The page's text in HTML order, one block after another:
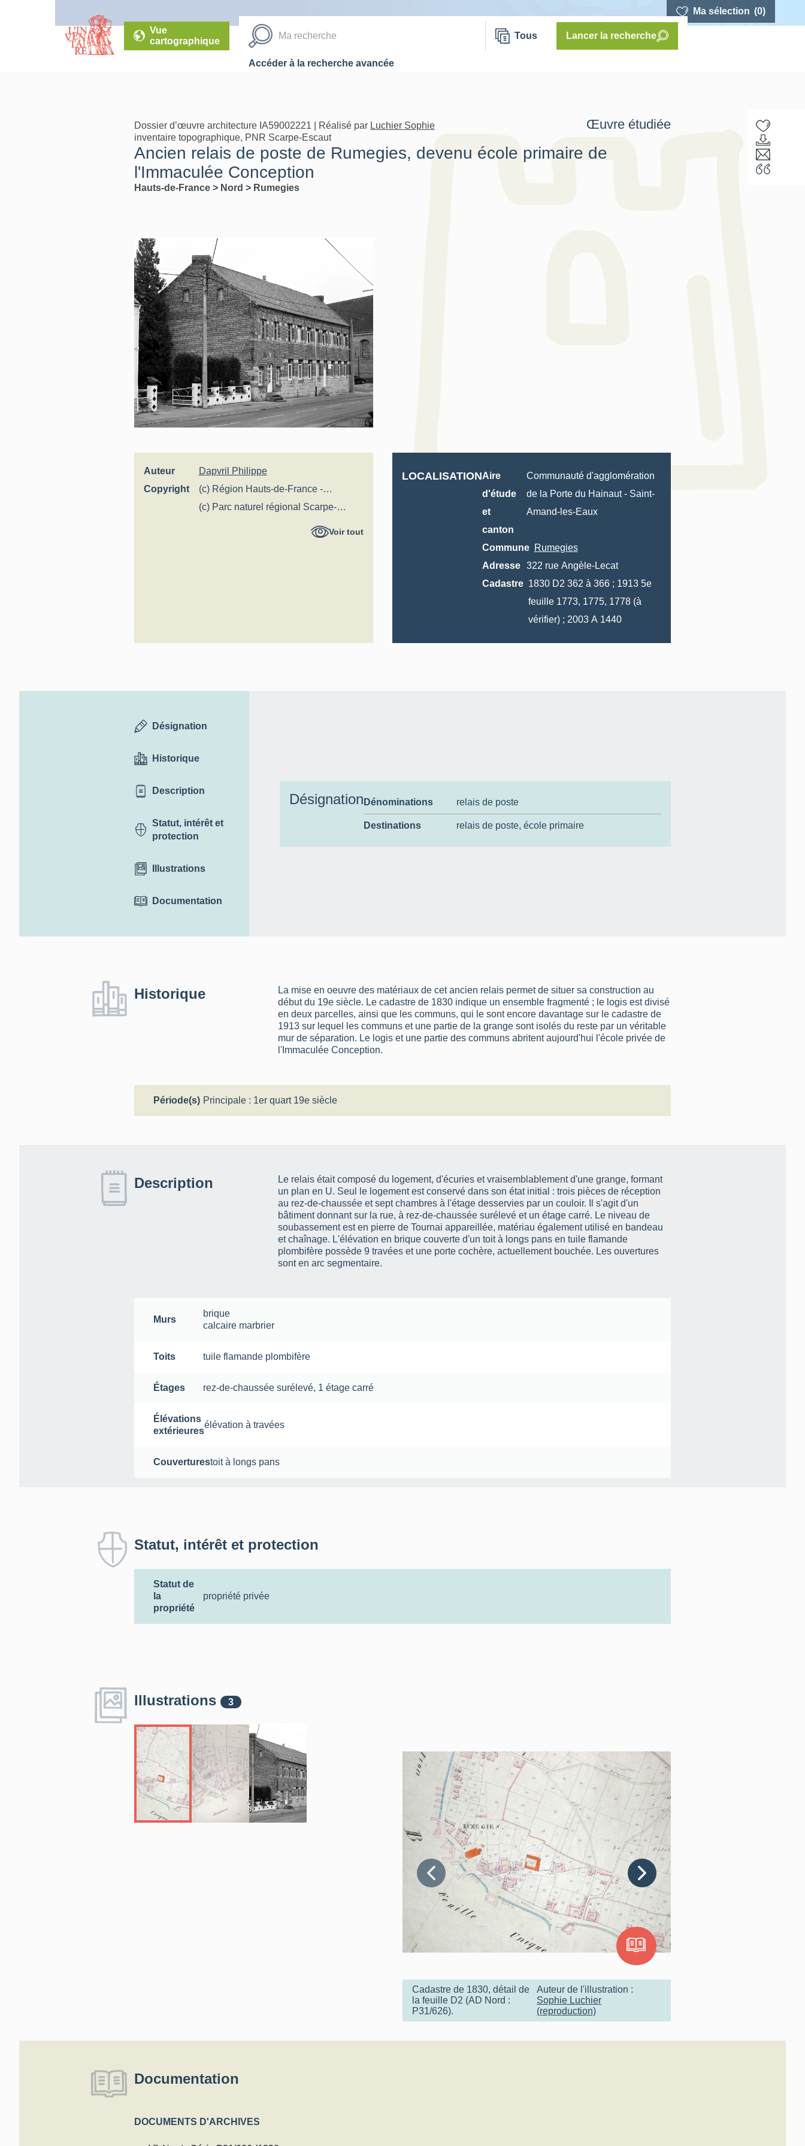
Ma sélection (0)
Vue
cartographique
Tous Lancer la recherche
Accéder à la recherche avancée
Dossier d’œuvre architecture IA59002221 | Réalisé par Luchier Sophie
inventaire topographique, PNR Scarpe-Escaut
Ancien relais de poste de Rumegies, devenu école primaire de
l'Immaculée Conception
Hauts-de-France > Nord > Rumegies
Œuvre étudiée
Auteur
Dapvril Philippe
Copyright
(c) Région Hauts-de-France -
Inventaire général
(c) Parc naturel régional Scarpe-
Voir tout
LOCALISATIONAire
d'étude
et
canton
Communauté d'agglomération
de la Porte du Hainaut- Saint-
Amand-les-Eaux
Commune
Rumegies
Adresse
322 rue Angèle-Lecat
Cadastre 1830 D2 362 à 366 ; 1913 5e
feuille 1773, 1775, 1778 (à
vérifier) ; 2003 A 1440
Désignation
Historique
Description
Statut, intérêt et
protection
Illustrations
Documentation
Désignation Dénominations relais de poste
Destinations relais de poste,école primaire
Historique
La mise en oeuvre des matériaux de cet ancien relais permet de situer sa construction au
début du 19e siècle. Le cadastre de 1830 indique un ensemble fragmenté ; le logis est divisé
en deux parcelles, ainsi que les communs, qui le sont encore davantage sur le cadastre de
1913 sur lequel les communs et une partie de la grange sont isolés du reste par un véritable
mur de séparation. Le logis et une partie des communs abritent aujourd'hui l'école privée de
l'Immaculée Conception.
Période(s) Principale : 1er quart 19e siècle
Description
Le relais était composé du logement, d'écuries et vraisemblablement d'une grange, formant
un plan en U. Seul le logement est conservé dans son état initial : trois pièces de réception
au rez-de-chaussée et sept chambres à l'étage desservies par un couloir. Il s'agit d'un
bâtiment donnant sur la rue, à rez-de-chaussée surélevé et un étage carré. Le niveau de
soubassement est en pierre de Tournai appareillée, matériau également utilisé en bandeau
et chaînage. L'élévation en brique couverte d'un toit à longs pans en tuile flamande
plombifère possède 9 travées et une porte cochère, actuellement bouchée. Les ouvertures
sont en arc segmentaire.
Murs
brique
calcaire marbrier
Toits tuile flamande plombifère
Étages rez-de-chaussée surélevé, 1 étage carré
Élévations
extérieures
élévation à travées
Couverturestoit à longs pans
Statut, intérêt et protection
Statut de
la
propriété
propriété privée
Illustrations 3
Cadastre de 1830, détail de
la feuille D2 (AD Nord :
P31/626).
Auteur de l'illustration :
Sophie Luchier
(reproduction)
Documentation
DOCUMENTS D'ARCHIVES